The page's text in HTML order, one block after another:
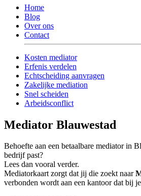
Home
Blog
Over ons
Contact
Kosten mediator
Erfenis verdelen
Echtscheiding aanvragen
Zakelijke mediation
Snel scheiden
Arbeidsconflict
Mediator Blauwestad
Behoefte aan een betaalbare mediator in
bedrijf past?
Lees dan vooral verder.
Mediatorkaart zorgt dat jij die zoekt naar
verbonden wordt aan een kantoor dat bij